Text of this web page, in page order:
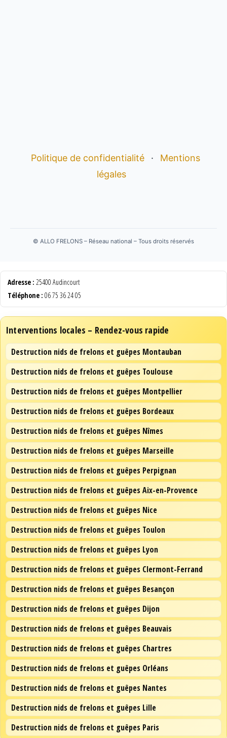
Politique de confidentialité ·
Mentions
légales
© ALLO FRELONS – Réseau national – Tous droits réservés
Adresse : 25400 Audincourt
Téléphone : 06 75 36 24 05
Interventions locales – Rendez-vous rapide
Destruction nids de frelons et guêpes Montauban
Destruction nids de frelons et guêpes Toulouse
Destruction nids de frelons et guêpes Montpellier
Destruction nids de frelons et guêpes Bordeaux
Destruction nids de frelons et guêpes Nîmes
Destruction nids de frelons et guêpes Marseille
Destruction nids de frelons et guêpes Perpignan
Destruction nids de frelons et guêpes Aix-en-Provence
Destruction nids de frelons et guêpes Nice
Destruction nids de frelons et guêpes Toulon
Destruction nids de frelons et guêpes Lyon
Destruction nids de frelons et guêpes Clermont-Ferrand
Destruction nids de frelons et guêpes Besançon
Destruction nids de frelons et guêpes Dijon
Destruction nids de frelons et guêpes Beauvais
Destruction nids de frelons et guêpes Chartres
Destruction nids de frelons et guêpes Orléans
Destruction nids de frelons et guêpes Nantes
Destruction nids de frelons et guêpes Lille
Destruction nids de frelons et guêpes Paris